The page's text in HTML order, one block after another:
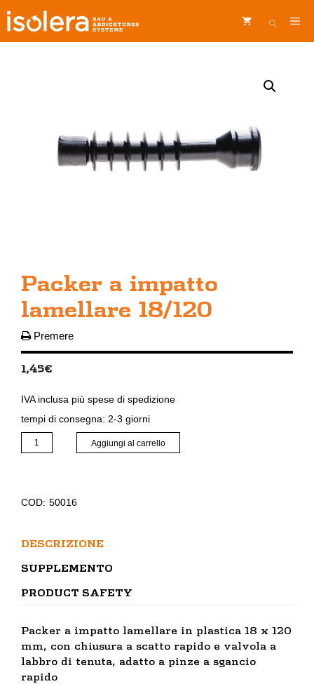
Packer a impatto
lamellare 18/120
Premere
1,45€
IVA inclusa più spese di spedizione
tempi di consegna: 2-3 giorni
Packer
a
18/120
Aggiungi al carrello
COD: 50016
DESCRIZIONE
SUPPLEMENTO
PRODUCT SAFETY
Packer a impatto lamellare in plastica 18 x 120
mm, con chiusura a scatto rapido e valvola a
labbro di tenuta, adatto a pinze a sgancio
rapido